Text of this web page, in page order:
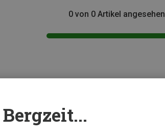
0 von 0 Artikel angesehen